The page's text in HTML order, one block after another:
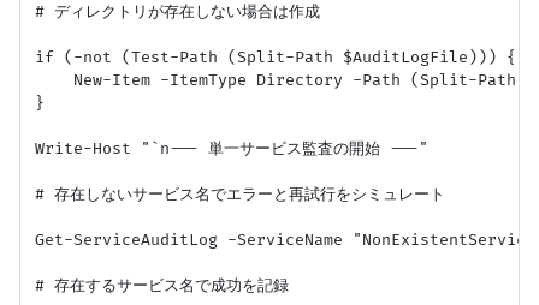
# ディレクトリが存在しない場合は作成
if (-not (Test-Path (Split-Path $AuditLogFile))) {
New-Item -ItemType Directory -Path (Split-Path
}
Write-Host "`n--- 単一サービス監査の開始 ---"
# 存在しないサービス名でエラーと再試行をシミュレート
Get-ServiceAuditLog -ServiceName
# 存在するサービス名で成功を記録